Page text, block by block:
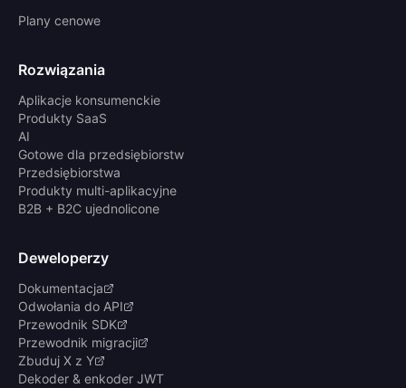
Plany cenowe
Rozwiązania
Aplikacje konsumenckie
Produkty SaaS
AI
Gotowe dla przedsiębiorstw
Przedsiębiorstwa
Produkty multi-aplikacyjne
B2B + B2C ujednolicone
Deweloperzy
Dokumentacja
Odwołania do API
Przewodnik SDK
Przewodnik migracji
Zbuduj X z Y
Dekoder & enkoder JWT